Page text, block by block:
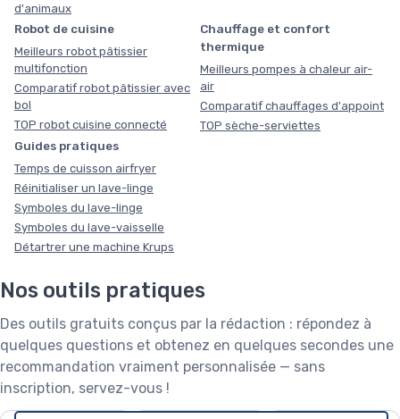
d'animaux
Robot de cuisine
Meilleurs robot pâtissier
multifonction
Comparatif robot pâtissier avec
bol
TOP robot cuisine connecté
Chauffage et confort
thermique
Meilleurs pompes à chaleur air-
air
Comparatif chauffages d'appoint
TOP sèche-serviettes
Guides pratiques
Temps de cuisson airfryer
Réinitialiser un lave-linge
Symboles du lave-linge
Symboles du lave-vaisselle
Détartrer une machine Krups
Nos outils pratiques
Des outils gratuits conçus par la rédaction : répondez à
quelques questions et obtenez en quelques secondes une
recommandation vraiment personnalisée — sans
inscription, servez-vous !